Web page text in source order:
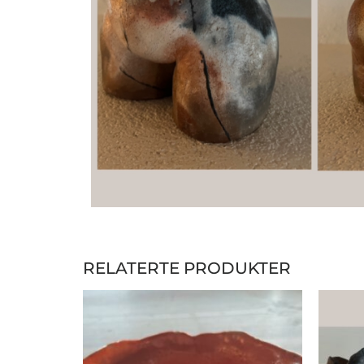
RELATERTE PRODUKTER